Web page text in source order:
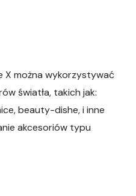
X można wykorzystywać
światła, takich jak:
beauty-dishe, i inne
akcesoriów typu